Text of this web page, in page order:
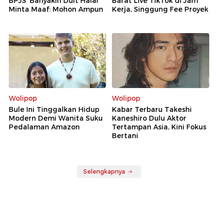
Minta Maaf: Mohon Ampun
Kerja, Singgung Fee Proyek
Wolipop
Bule Ini Tinggalkan Hidup
Modern Demi Wanita Suku
Pedalaman Amazon
Wolipop
Kabar Terbaru Takeshi
Kaneshiro Dulu Aktor
Tertampan Asia, Kini Fokus
Bertani
Selengkapnya